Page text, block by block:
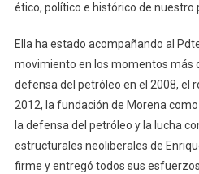
ético, político e histórico de nuestro
Ella ha estado acompañando al
movimiento en los momentos más
defensa del petróleo en el 2008, el
2012, la fundación de Morena
la defensa del petróleo y la lucha
estructurales neoliberales de
firme y entregó todos sus